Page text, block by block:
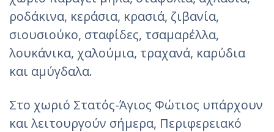
ροδάκινα, κεράσια, κρασιά, ζιβανία,
σιουσιούκο, σταφίδες, τσαμαρέλλα,
λουκάνικα, χαλούμια, τραχανά, καρύδια
και αμύγδαλα.
Στο χωριό Στατός-Άγιος Φώτιος υπάρχουν
και λειτουργούν σήμερα, Περιφερειακό